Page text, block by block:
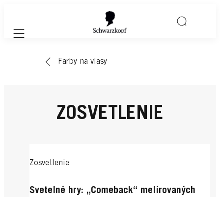
Mobile navigation
Farby na vlasy
ZOSVETLENIE
Zosvetlenie
Svetelné hry: „Comeback“ melírovaných